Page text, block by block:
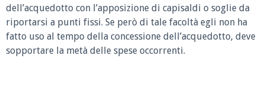
dell’acquedotto con l’apposizione di capisaldi o soglie da
riportarsi a punti fissi. Se però di tale facoltà egli non ha
fatto uso al tempo della concessione dell’acquedotto, deve
sopportare la metà delle spese occorrenti.